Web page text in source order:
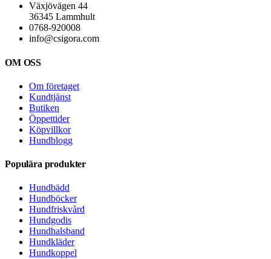
Växjövägen 44
36345 Lammhult
0768-920008
info@csigora.com
OM OSS
Om företaget
Kundtjänst
Butiken
Öppettider
Köpvillkor
Hundblogg
Populära produkter
Hundbädd
Hundböcker
Hundfriskvård
Hundgodis
Hundhalsband
Hundkläder
Hundkoppel